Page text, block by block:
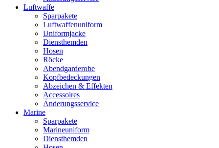
Luftwaffe
Sparpakete
Luftwaffenuniform
Uniformjacke
Diensthemden
Hosen
Röcke
Abendgarderobe
Kopfbedeckungen
Abzeichen & Effekten
Accessoires
Änderungsservice
Marine
Sparpakete
Marineuniform
Diensthemden